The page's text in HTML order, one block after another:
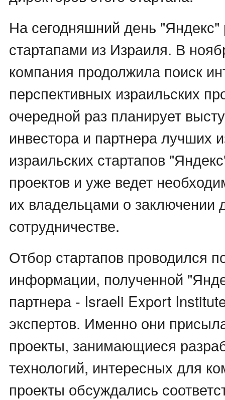
На сегодняшний день "Яндекс"
стартапами из Израиля. В
компания продолжила поиск
перспективных израильских
очередной раз планирует
инвестора и партнера лучших
израильских стартапов
проектов и уже ведет
их владельцами о заключении
сотрудничестве.
Отбор стартапов проводился
информации, полученной
партнера - Israeli Export
экспертов. Именно они
проекты, занимающиеся
технологий, интересных для
проекты обсуждались